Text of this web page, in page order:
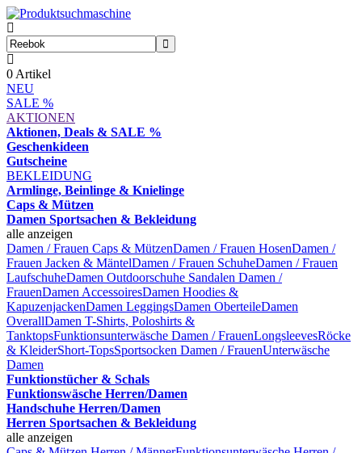
0 Artikel
NEU
SALE %
AKTIONEN
Aktionen, Deals & SALE %
Geschenkideen
Gutscheine
BEKLEIDUNG
Armlinge, Beinlinge & Knielinge
Caps & Mützen
Damen Sportsachen & Bekleidung
alle anzeigen
Damen / Frauen Caps & MützenDamen / Frauen HosenDamen /
Frauen Jacken & MäntelDamen / Frauen SchuheDamen / Frauen
LaufschuheDamen Outdoorschuhe Sandalen Damen /
FrauenDamen AccessoiresDamen Hoodies &
KapuzenjackenDamen LeggingsDamen OberteileDamen
OverallDamen T-Shirts, Poloshirts &
TanktopsFunktionsunterwäsche Damen / FrauenLongsleevesRöcke
& KleiderShort-TopsSportsocken Damen / FrauenUnterwäsche
Damen
Funktionstücher & Schals
Funktionswäsche Herren/Damen
Handschuhe Herren/Damen
Herren Sportsachen & Bekleidung
alle anzeigen